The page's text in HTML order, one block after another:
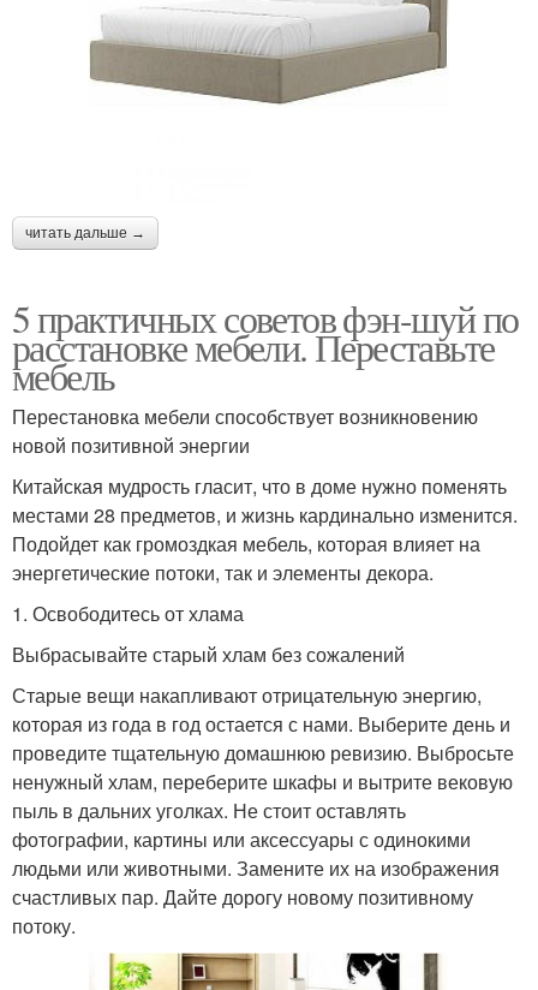
читать дальше →
5 практичных советов фэн-шуй по
расстановке мебели. Переставьте
мебель
Перестановка мебели способствует возникновению
новой позитивной энергии
Китайская мудрость гласит, что в доме нужно поменять
местами 28 предметов, и жизнь кардинально изменится.
Подойдет как громоздкая мебель, которая влияет на
энергетические потоки, так и элементы декора.
1. Освободитесь от хлама
Выбрасывайте старый хлам без сожалений
Старые вещи накапливают отрицательную энергию,
которая из года в год остается с нами. Выберите день и
проведите тщательную домашнюю ревизию. Выбросьте
ненужный хлам, переберите шкафы и вытрите вековую
пыль в дальних уголках. Не стоит оставлять
фотографии, картины или аксессуары с одинокими
людьми или животными. Замените их на изображения
счастливых пар. Дайте дорогу новому позитивному
потоку.